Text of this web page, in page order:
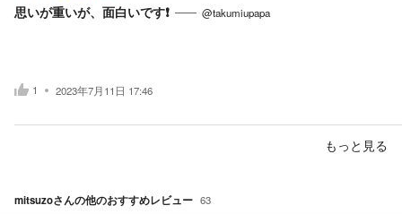
思いが重いが、面白いです❗
@takumiupapa
1 2023年7月11日 17:46
もっと見る
mitsuzoさんの他のおすすめレビュー 63